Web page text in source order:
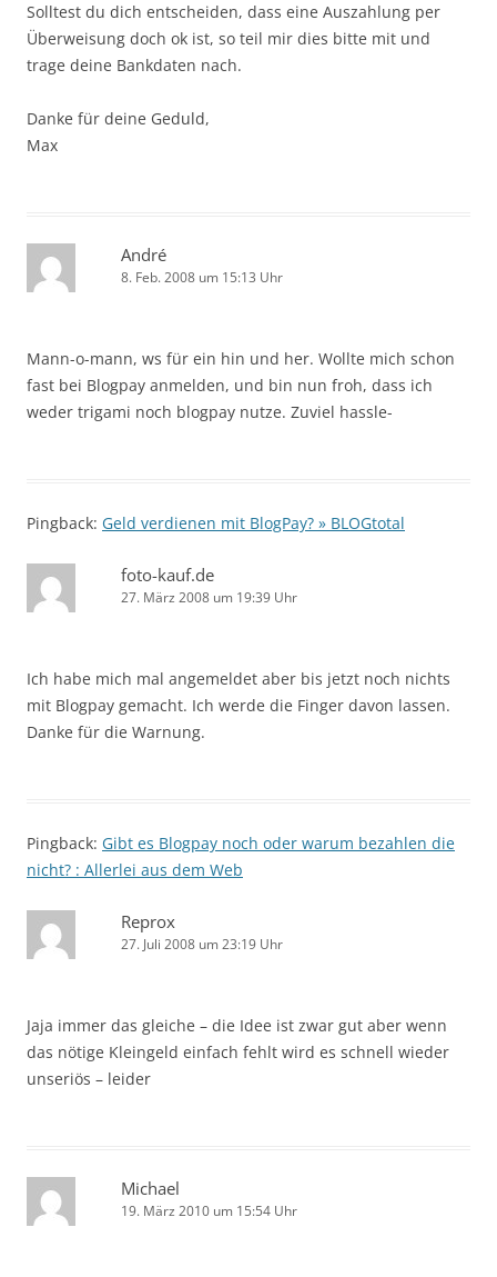
Solltest du dich entscheiden, dass eine Auszahlung per
Überweisung doch ok ist, so teil mir dies bitte mit und
trage deine Bankdaten nach.
Danke für deine Geduld,
Max
André
8. Feb. 2008 um 15:13 Uhr
Mann-o-mann, ws für ein hin und her. Wollte mich schon
fast bei Blogpay anmelden, und bin nun froh, dass ich
weder trigami noch blogpay nutze. Zuviel hassle-
Pingback: Geld verdienen mit BlogPay? » BLOGtotal
foto-kauf.de
27. März 2008 um 19:39 Uhr
Ich habe mich mal angemeldet aber bis jetzt noch nichts
mit Blogpay gemacht. Ich werde die Finger davon lassen.
Danke für die Warnung.
Pingback: Gibt es Blogpay noch oder warum bezahlen die
nicht? : Allerlei aus dem Web
Reprox
27. Juli 2008 um 23:19 Uhr
Jaja immer das gleiche – die Idee ist zwar gut aber wenn
das nötige Kleingeld einfach fehlt wird es schnell wieder
unseriös – leider
Michael
19. März 2010 um 15:54 Uhr